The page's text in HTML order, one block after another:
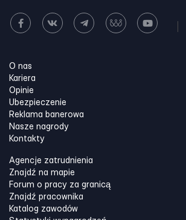
O nas
Kariera
Opinie
Ubezpieczenie
Reklama banerowa
Nasze nagrody
Kontakty
Agencje zatrudnienia
Znajdź na mapie
Forum o pracy za granicą
Znajdź pracownika
Katalog zawodów